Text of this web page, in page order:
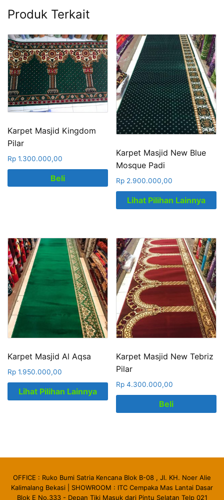
Produk Terkait
Karpet Masjid Kingdom
Pilar
Rp 1.300.000,00
Beli
Karpet Masjid New Blue
Mosque Padi
Rp 2.900.000,00
Lihat Pilihan Lainnya
Karpet Masjid Al Aqsa
Rp 1.950.000,00
Lihat Pilihan Lainnya
Karpet Masjid New Tebriz
Pilar
Rp 4.300.000,00
Beli
OFFICE : Ruko Bumi Satria Kencana Blok B-08 , Jl. KH. Noer Alie
Kalimalang Bekasi | SHOWROOM : ITC Cempaka Mas Lantai Dasar
Blok E No.333 - Depan Tiki Masuk dari Pintu Selatan Telp 021